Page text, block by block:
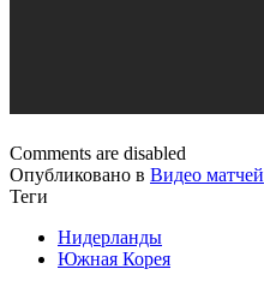
Comments are disabled
Опубликовано в Видео матчей
Теги
Нидерланды
Южная Корея